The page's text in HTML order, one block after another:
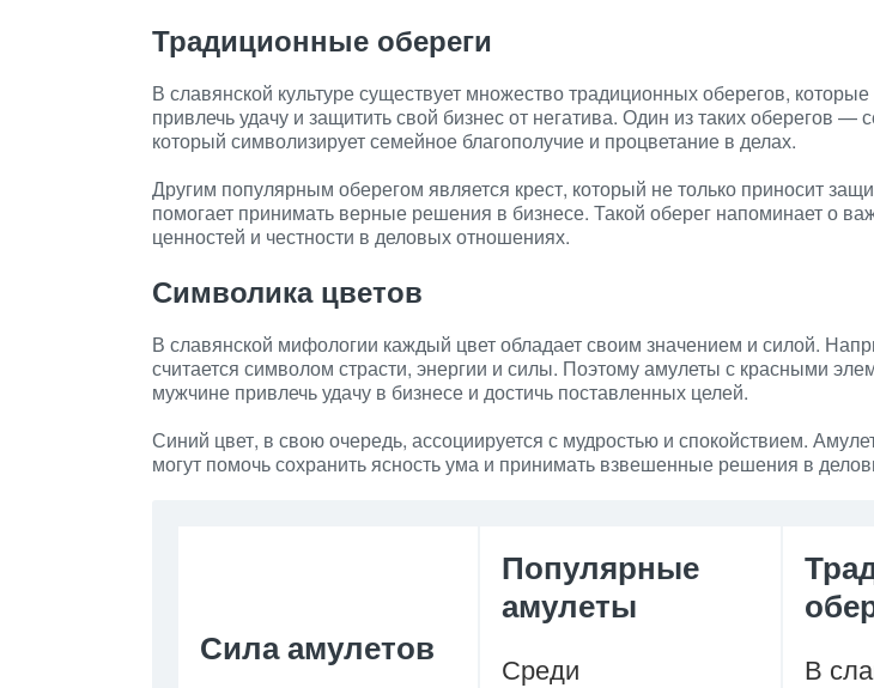
Традиционные обереги
В славянской культуре существует множество традиционных оберегов,
привлечь удачу и защитить свой бизнес от негатива. Один из таких оберегов —
который символизирует семейное благополучие и процветание в делах.
Другим популярным оберегом является крест, который не только приносит
помогает принимать верные решения в бизнесе. Такой оберег напоминает о
ценностей и честности в деловых отношениях.
Символика цветов
В славянской мифологии каждый цвет обладает своим значением и силой.
считается символом страсти, энергии и силы. Поэтому амулеты с красными
мужчине привлечь удачу в бизнесе и достичь поставленных целей.
Синий цвет, в свою очередь, ассоциируется с мудростью и спокойствием.
могут помочь сохранить ясность ума и принимать взвешенные решения в
Сила амулетов
Популярные
амулеты
Среди
В